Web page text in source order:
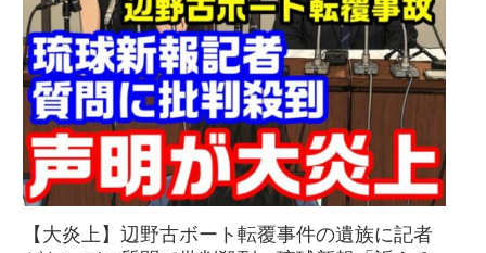
【大炎上】辺野古ボート転覆事件の遺族に記者